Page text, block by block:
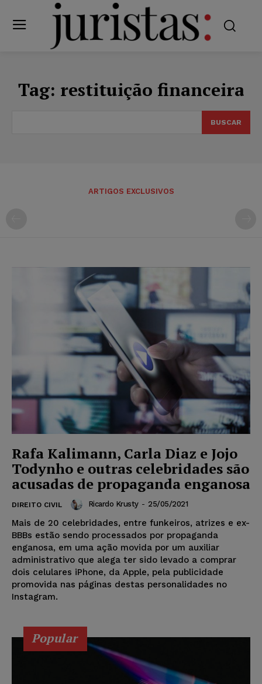
Tag: restituição financeira
BUSCAR
ARTIGOS EXCLUSIVOS
Rafa Kalimann, Carla Diaz e Jojo
Todynho e outras celebridades são
acusadas de propaganda enganosa
DIREITO CIVIL Ricardo Krusty - 25/05/2021
Mais de 20 celebridades, entre funkeiros, atrizes e ex-
BBBs estão sendo processados por propaganda
enganosa, em uma ação movida por um auxiliar
administrativo que alega ter sido levado a comprar
dois celulares iPhone, da Apple, pela publicidade
promovida nas páginas destas personalidades no
Instagram.
Popular